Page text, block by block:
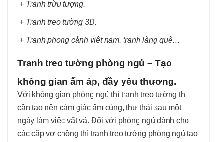
+ Tranh trừu tượng.
+ Tranh treo tường 3D.
+ Tranh phong cảnh việt nam, tranh làng quê…
Tranh treo tường phòng ngủ – Tạo
không gian ấm áp, đầy yêu thương.
Với không gian phòng ngủ thì tranh treo tường thì
cần tạo nên cảm giác ấm cúng, thư thái sau một
ngày làm việc vất vả. Đối với phòng ngủ dành cho
các cặp vợ chồng thì tranh treo tường phòng ngủ tạo